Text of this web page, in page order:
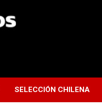
SELECCIÓN CHILENA